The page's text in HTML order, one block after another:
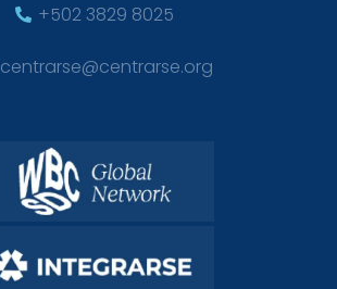
+502 3829 8025
centrarse@centrarse.org